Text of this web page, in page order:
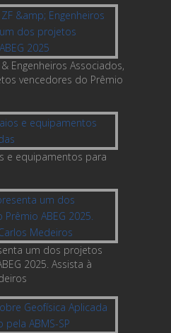
Engenheiros Associados,
vencedores do Prêmio
e equipamentos para
um dos projetos
2025. Assista à